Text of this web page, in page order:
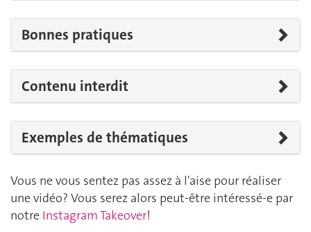
Bonnes pratiques
Contenu interdit
Exemples de thématiques
Vous ne vous sentez pas assez à l'aise pour réaliser
une vidéo? Vous serez alors peut-être intéressé-e par
notre Instagram Takeover!